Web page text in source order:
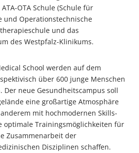
OTA Schule (Schule für
und Operationstechnische
und das
des Westpfalz-Klinikums.
School werden auf dem
über 600 junge Menschen
neue Gesundheitscampus soll
eine großartige Atmosphäre
mit hochmodernen Skills-
optimale Trainingsmöglichkeiten für
Zusammenarbeit der
Disziplinen schaffen.